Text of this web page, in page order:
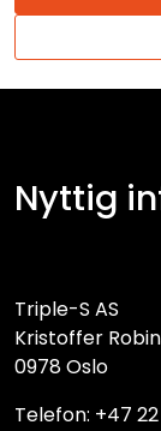
Nyttig
Triple-S AS
Kristoffer
0978 Oslo
Telefon: +47